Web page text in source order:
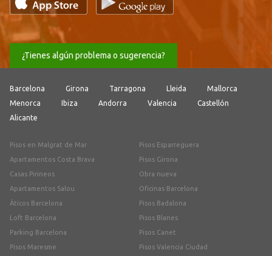
¿Tienes algún problema o sugerencia?
Barcelona Girona Tarragona Lleida
Mallorca
Menorca
Ibiza Andorra Valencia
Castellón
Alicante
Pisos en Malgrat de Mar
Apartamentos Costa Brava
Casas Pirineos
Apartamentos Salou
Áticos Barcelona
Loft Barcelona
Parking Barcelona
Pisos Maresme
Pisos Esparreguera
Pisos Girona
Obra nueva
Oficinas Barcelona
Pisos Badalona
Pisos Blanes
Pisos Canet
Pisos Valencia Ciudad